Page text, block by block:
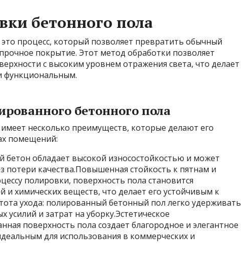
бетонного пола
процесс, который позволяет превратить обычный
покрытие. Этот метод обработки позволяет
с высоким уровнем отражения света, что делает
функциональным.
бетонного пола
несколько преимуществ, которые делают его
помещений:
бетон обладает высокой износостойкостью и может
потери качества.Повышенная стойкость к пятнам и
полировки, поверхность пола становится
и химических веществ, что делает его устойчивым к
ухода: полированный бетонный пол легко удерживать
усилий и затрат на уборку.Эстетическое
поверхность пола создает благородное и элегантное
для использования в коммерческих и